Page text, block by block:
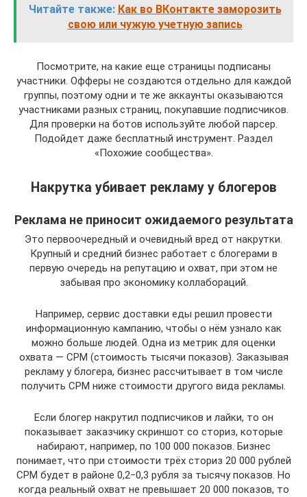
Читайте также: Как во ВКонтакте заморозить
свою или чужую учетную запись
Посмотрите, на какие еще страницы подписаны
участники. Офферы не создаются отдельно для каждой
группы, поэтому одни и те же аккаунты оказываются
участниками разных страниц, покупавшие подписчиков.
Для проверки на ботов используйте любой парсер.
Подойдет даже бесплатный инструмент. Раздел
«Похожие сообщества».
Накрутка убивает рекламу у блогеров
Реклама не приносит ожидаемого результата
Это первоочередный и очевидный вред от накрутки.
Крупный и средний бизнес работает с блогерами в
первую очередь на репутацию и охват, при этом не
забывая про экономику коллабораций.
Например, сервис доставки еды решил провести
информационную кампанию, чтобы о нём узнало как
можно больше людей. Одна из метрик для оценки
охвата — CPM (стоимость тысячи показов). Заказывая
рекламу у блогера, бизнес рассчитывает в том числе
получить CPM ниже стоимости другого вида рекламы.
Если блогер накрутил подписчиков и лайки, то он
показывает заказчику скриншот со сториз, которые
набирают, например, по 100 000 показов. Бизнес
понимает, что при стоимости трёх сториз 20 000 рублей
CPM будет в районе 0,2‒0,3 рубля за тысячу показов. Но
когда реальный охват не превышает 20 000 показов, то